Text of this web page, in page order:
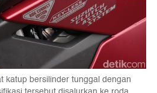
katup bersilinder tunggal dengan